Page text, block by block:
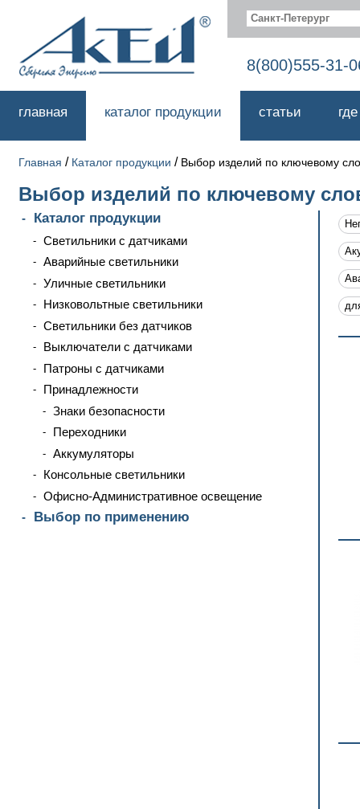
Санкт-Петерург
8(800)555-31-
главная каталог продукции статьи
Главная / Каталог продукции / Выбор изделий по ключевому
Выбор изделий по ключевому
Каталог продукции
Светильники с датчиками
Аварийные светильники
Уличные светильники
Низковольтные светильники
Светильники без датчиков
Выключатели с датчиками
Патроны с датчиками
Принадлежности
Знаки безопасности
Переходники
Аккумуляторы
Консольные светильники
Офисно-Административное освещение
Выбор по применению